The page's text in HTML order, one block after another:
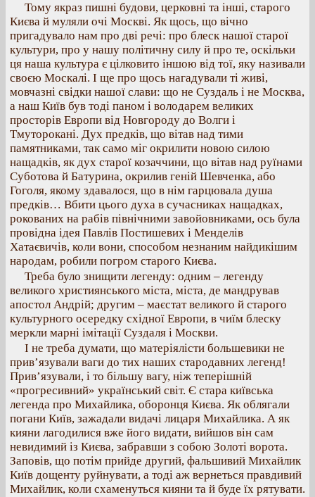
Тому якраз пишні будови, церковні та інші, старого
Києва й муляли очі Москві. Як щось, що вічно
пригадувало нам про дві речі: про блеск нашої старої
культури, про у нашу політичну силу й про те, оскільки
ця наша культура є цілковито іншою від тої, яку називали
своєю Москалі. І ще про щось нагадували ті живі,
мовчазні свідки нашої слави: що не Суздаль і не Москва,
а наш Київ був тоді паном і володарем великих
просторів Европи від Новгороду до Волги і
Тмуторокані. Дух предків, що вітав над тими
памятниками, так само міг окрилити новою силою
нащадків, як дух старої козаччини, що вітав над руїнами
Суботова й Батурина, окрилив геній Шевченка, або
Гоголя, якому здавалося, що в нім гарцювала душа
предків… Вбити цього духа в сучасниках нащадках,
рокованих на рабів північними завойовниками, ось була
провідна ідея Павлів Постишевих і Менделів
Хатаєвичів, коли вони, способом незнаним найдикішим
народам, робили погром старого Києва.
Треба було знищити легенду: одним – легенду
великого християнського міста, міста, де мандрував
апостол Андрій; другим – маєстат великого й старого
культурного осередку східної Европи, в чиїм блеску
меркли марні імітації Суздаля і Москви.
І не треба думати, що матеріялісти большевики не
прив’язували ваги до тих наших стародавних легенд!
Прив’язували, і то більшу вагу, ніж теперішній
«прогресивний» український світ. Є стара київська
легенда про Михайлика, оборонця Києва. Як облягали
погани Київ, зажадали видачі лицаря Михайлика. А як
кияни лагодилися вже його видати, вийшов він сам
невидимий із Києва, забравши з собою Золоті ворота.
Заповів, що потім прийде другий, фальшивий Михайлик
Київ дощенту руйнувати, а тоді аж вернеться правдивий
Михайлик, коли схаменуться кияни та й буде їх рятувати.